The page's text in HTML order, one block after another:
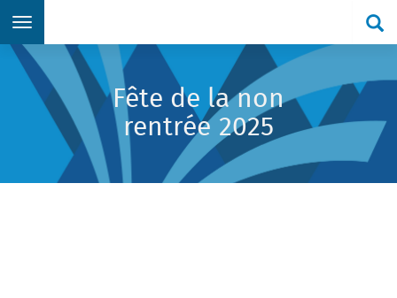
Aller directement au menu principal
Aller directement au contenu principal
Aller directement au formulaire de recherche
Aller directement au pied de page
Fête de la non
rentrée 2025